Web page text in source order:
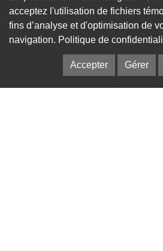
Adaptateurs
acceptez l'utilisation de fichiers
fins d’analyse et d'optimisation de
navigation. Politique de
Accepter Gérer